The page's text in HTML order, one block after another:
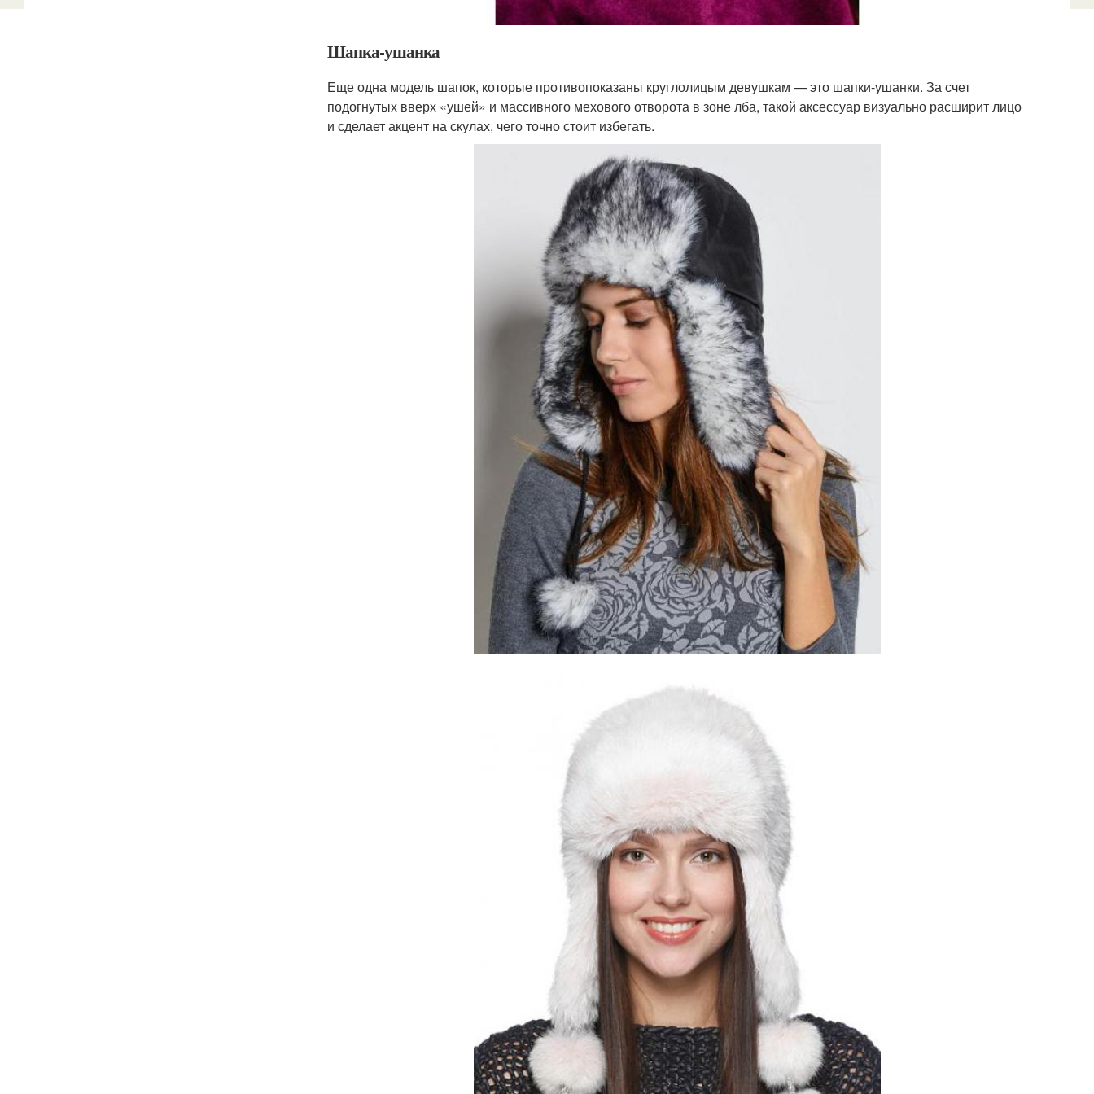
Шапка-ушанка
Еще одна модель шапок, которые противопоказаны круглолицым девушкам — это шапки-ушанки. За счет
подогнутых вверх «ушей» и массивного мехового отворота в зоне лба, такой аксессуар визуально расширит лицо
и сделает акцент на скулах, чего точно стоит избегать.